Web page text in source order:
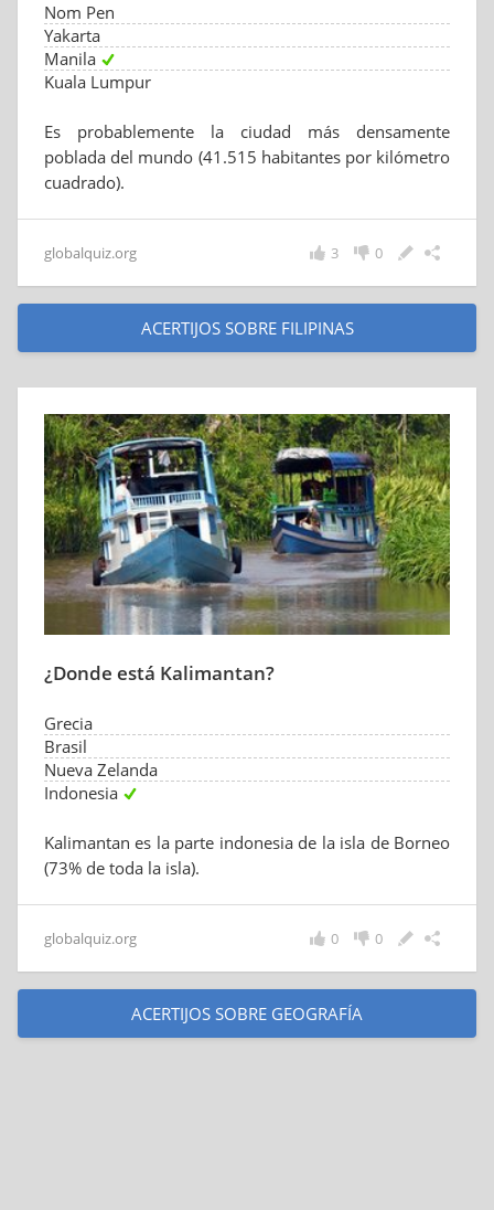
Nom Pen
Yakarta
Manila
Kuala Lumpur
Es probablemente la ciudad más densamente
poblada del mundo (41.515 habitantes por kilómetro
cuadrado).
globalquiz.org 0
3
ACERTIJOS SOBRE FILIPINAS
¿Donde está Kalimantan?
Grecia
Brasil
Nueva Zelanda
Indonesia
Kalimantan es la parte indonesia de la isla de Borneo
(73% de toda la isla).
globalquiz.org 0
0
ACERTIJOS SOBRE GEOGRAFÍA